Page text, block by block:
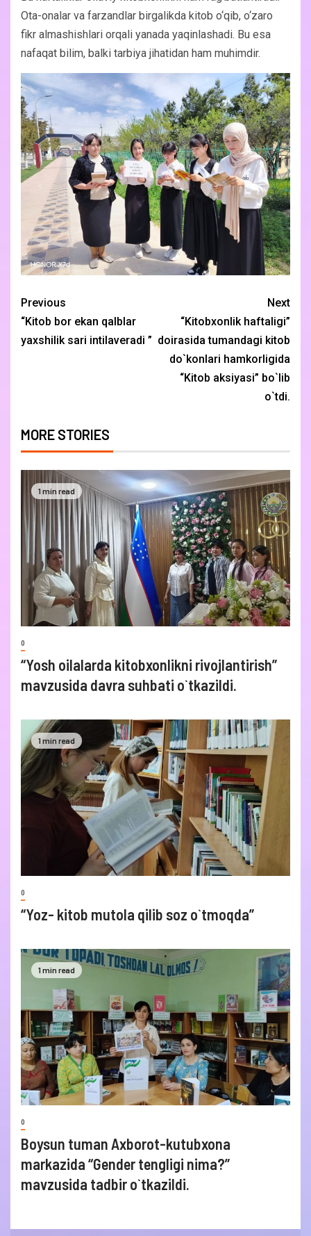
Ota-onalar va farzandlar birgalikda kitob o‘qib, o‘zaro
fikr almashishlari orqali yanada yaqinlashadi. Bu esa
nafaqat bilim, balki tarbiya jihatidan ham muhimdir.
Previous
“Kitob bor ekan qalblar
yaxshilik sari intilaveradi ”
Next
“Kitobxonlik haftaligi”
doirasida tumandagi kitob
do`konlari hamkorligida
“Kitob aksiyasi” bo`lib
o`tdi.
MORE STORIES
1 min read
0
“Yosh oilalarda kitobxonlikni rivojlantirish”
mavzusida davra suhbati o`tkazildi.
1 min read
0
“Yoz- kitob mutola qilib soz o`tmoqda”
1 min read
0
Boysun tuman Axborot-kutubxona
markazida “Gender tengligi nima?”
mavzusida tadbir o`tkazildi.